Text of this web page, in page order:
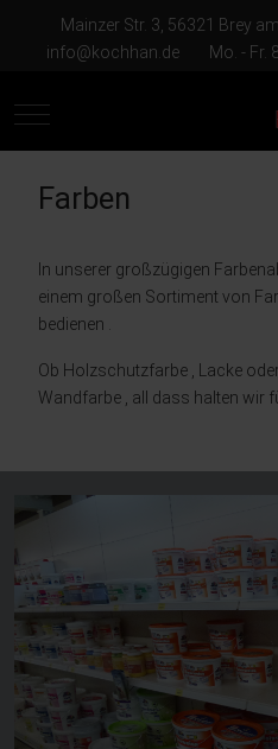
Mainzer Str. 3, 56321 Brey
info@kochhan.de
Mo. - Fr.
Mobile Menu Toggle
Farben
In unserer großzügigen
einem großen Sortiment von
bedienen .
Ob Holzschutzfarbe , Lacke
Wandfarbe , all dass halten wir